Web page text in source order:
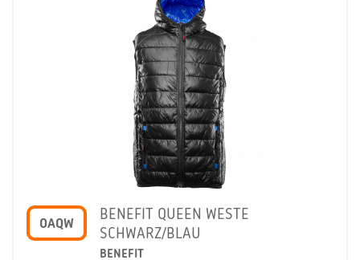
OAQW
BENEFIT QUEEN WESTE
SCHWARZ/BLAU
BENEFIT